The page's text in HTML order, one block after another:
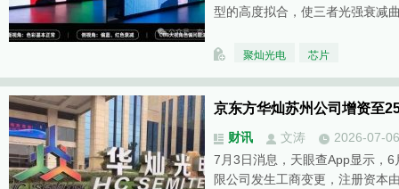
型的高度拟合，使三者光强衰减
聚灿光电 芯片
京东方华灿苏州公司增资至
财讯 文涛
2026-07-06
7月3日消息，天眼查App显示，
限公司发生工商变更，注册资本